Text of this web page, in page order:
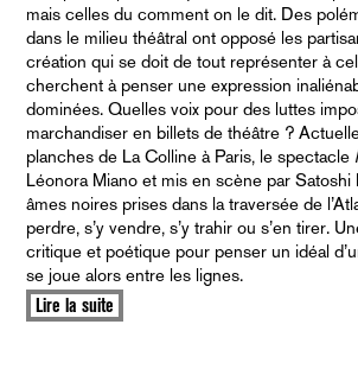
mais celles du comment on le dit. Des
dans le milieu théâtral ont opposé les
création qui se doit de tout représenter à
cherchent à penser une expression
dominées. Quelles voix pour des luttes
marchandiser en billets de théâtre ?
planches de La Colline à Paris, le spectacle
Léonora Miano et mis en scène par Satoshi
âmes noires prises dans la traversée de
perdre, s’y vendre, s’y trahir ou s’en tirer.
critique et poétique pour penser un idéal
se joue alors entre les lignes.
Lire la suite